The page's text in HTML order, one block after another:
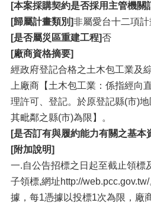
[本案採購契約是否採用主管機關
[歸屬計畫類別]非屬愛台十二項計
[是否屬災區重建工程]否
[廠商資格摘要]
經政府登記合格之土木包工業及
上廠商【土木包工業：係指經向
理許可、登記。於原登記縣(市)
其毗鄰之縣(市)為限】。
[是否訂有與履約能力有關之基本
[附加說明]
一.自公告招標之日起至截止領標
子領標,網址http://
據，每1憑據以投標1次為限，廠